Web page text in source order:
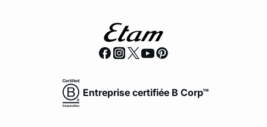
Entreprise certifiée B Corp™